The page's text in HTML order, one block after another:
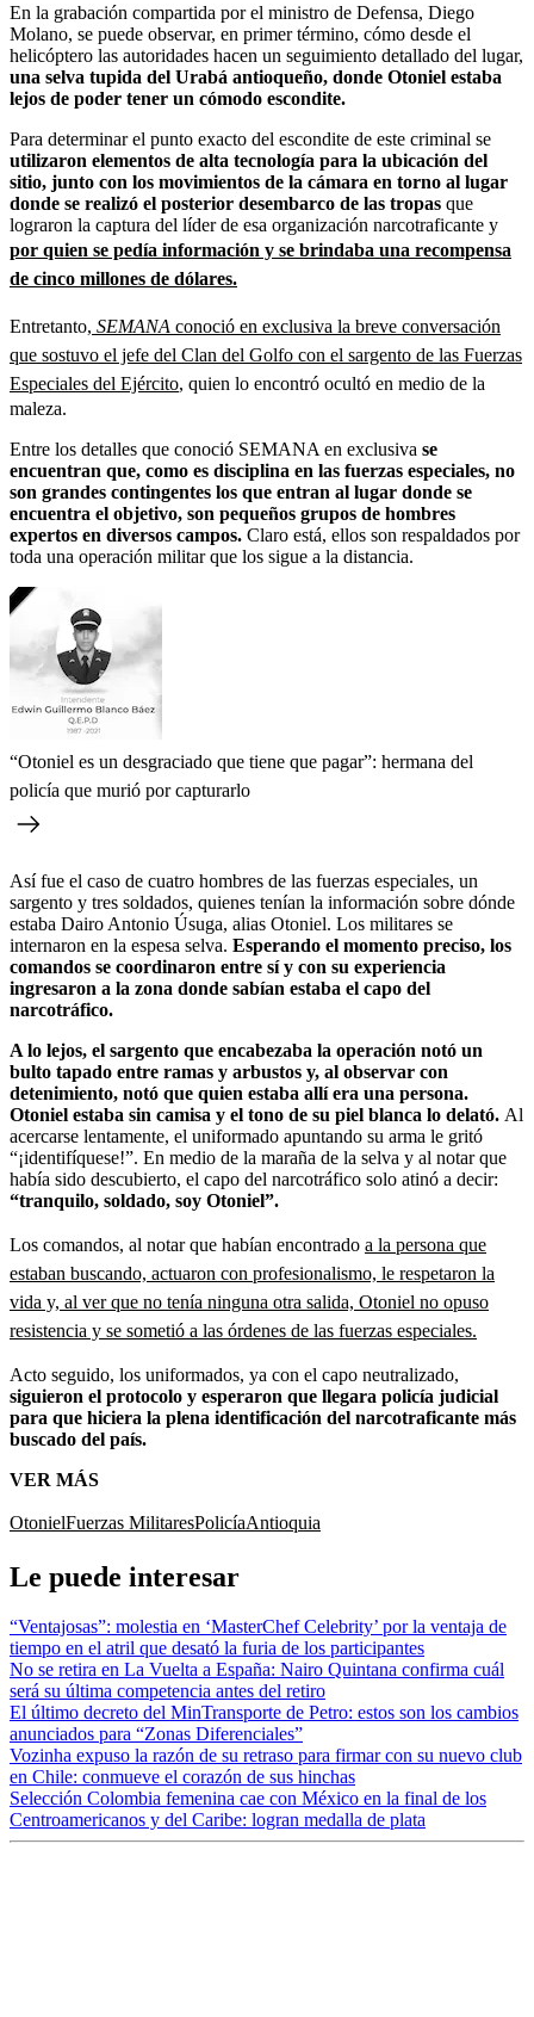
En la grabación compartida por el ministro de Defensa, Diego
Molano, se puede observar, en primer término, cómo desde el
helicóptero las autoridades hacen un seguimiento detallado del lugar,
una selva tupida del Urabá antioqueño, donde Otoniel estaba
lejos de poder tener un cómodo escondite.
Para determinar el punto exacto del escondite de este criminal se
utilizaron elementos de alta tecnología para la ubicación del
sitio, junto con los movimientos de la cámara en torno al lugar
donde se realizó el posterior desembarco de las tropas que
lograron la captura del líder de esa organización narcotraficante y
por quien se pedía información y se brindaba una recompensa
de cinco millones de dólares.
Entretanto, SEMANA conoció en exclusiva la breve conversación
que sostuvo el jefe del Clan del Golfo con el sargento de las Fuerzas
Especiales del Ejército, quien lo encontró ocultó en medio de la
maleza.
Entre los detalles que conoció SEMANA en exclusiva se
encuentran que, como es disciplina en las fuerzas especiales, no
son grandes contingentes los que entran al lugar donde se
encuentra el objetivo, son pequeños grupos de hombres
expertos en diversos campos. Claro está, ellos son respaldados por
toda una operación militar que los sigue a la distancia.
“Otoniel es un desgraciado que tiene que pagar”: hermana del
policía que murió por capturarlo
Así fue el caso de cuatro hombres de las fuerzas especiales, un
sargento y tres soldados, quienes tenían la información sobre dónde
estaba Dairo Antonio Úsuga, alias Otoniel. Los militares se
internaron en la espesa selva. Esperando el momento preciso, los
comandos se coordinaron entre sí y con su experiencia
ingresaron a la zona donde sabían estaba el capo del
narcotráfico.
A lo lejos, el sargento que encabezaba la operación notó un
bulto tapado entre ramas y arbustos y, al observar con
detenimiento, notó que quien estaba allí era una persona.
Otoniel estaba sin camisa y el tono de su piel blanca lo delató. Al
acercarse lentamente, el uniformado apuntando su arma le gritó
“¡identifíquese!”. En medio de la maraña de la selva y al notar que
había sido descubierto, el capo del narcotráfico solo atinó a decir:
“tranquilo, soldado, soy Otoniel”.
Los comandos, al notar que habían encontrado a la persona que
estaban buscando, actuaron con profesionalismo, le respetaron la
vida y, al ver que no tenía ninguna otra salida, Otoniel no opuso
resistencia y se sometió a las órdenes de las fuerzas especiales.
Acto seguido, los uniformados, ya con el capo neutralizado,
siguieron el protocolo y esperaron que llegara policía judicial
para que hiciera la plena identificación del narcotraficante más
buscado del país.
VER MÁS
OtonielFuerzas MilitaresPolicíaAntioquia
Le puede interesar
“Ventajosas”: molestia en ‘MasterChef Celebrity’ por la ventaja de
tiempo en el atril que desató la furia de los participantes
No se retira en La Vuelta a España: Nairo Quintana confirma cuál
será su última competencia antes del retiro
El último decreto del MinTransporte de Petro: estos son los cambios
anunciados para “Zonas Diferenciales”
Vozinha expuso la razón de su retraso para firmar con su nuevo club
en Chile: conmueve el corazón de sus hinchas
Selección Colombia femenina cae con México en la final de los
Centroamericanos y del Caribe: logran medalla de plata